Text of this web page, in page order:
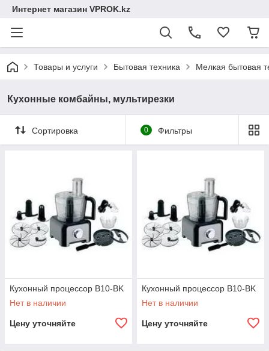
Интернет магазин VPROK.kz
Товары и услуги Бытовая техника Мелкая бытовая
Кухонные комбайны, мультирезки
Сортировка 0 Фильтры
Кухонный процессор B10-BK
Нет в наличии
Цену уточняйте
Кухонный процессор B10-BK
Нет в наличии
Цену уточняйте